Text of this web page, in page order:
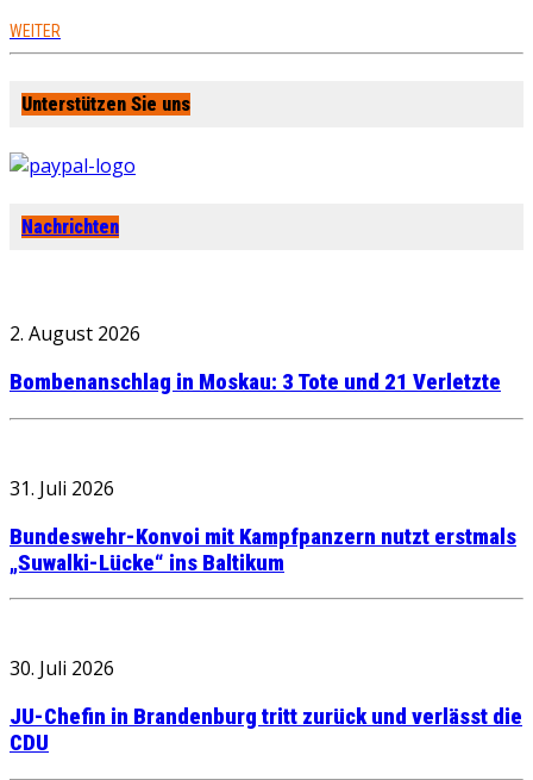
WEITER
Unterstützen Sie uns
Nachrichten
2. August 2026
Bombenanschlag in Moskau: 3 Tote und 21 Verletzte
31. Juli 2026
Bundeswehr-Konvoi mit Kampfpanzern nutzt erstmals
„Suwalki-Lücke“ ins Baltikum
30. Juli 2026
JU-Chefin in Brandenburg tritt zurück und verlässt die
CDU